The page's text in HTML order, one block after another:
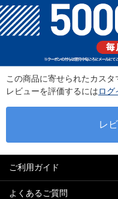
この商品に寄せられたカスタ
レビューを評価するにはログ
ご利用ガイド
よくあるご質問